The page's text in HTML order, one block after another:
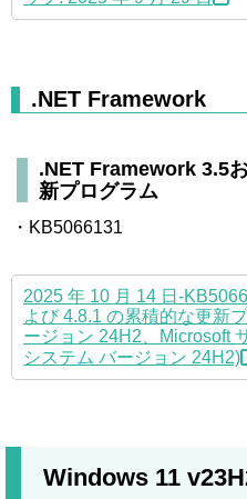
.NET Framework
.NET Framework 3.5
新プログラム
・KB5066131
2025 年 10 月 14 日-
よび 4.8.1 の累積的な更新
ージョン 24H2、Microsoft
システム バージョン 24H2)
Windows 11